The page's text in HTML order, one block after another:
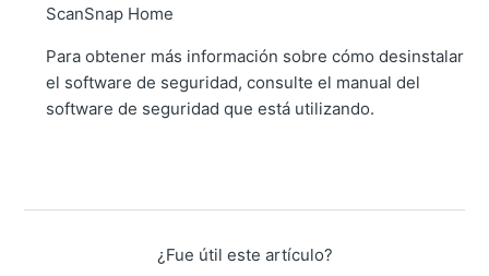
ScanSnap Home
Para obtener más información sobre cómo desinstalar
el software de seguridad, consulte el manual del
software de seguridad que está utilizando.
¿Fue útil este artículo?